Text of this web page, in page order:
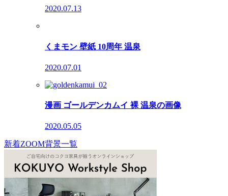
2020.07.13
くまモン 壁紙 10周年 温泉
2020.07.01
漫画 ゴールデンカムイ 裸 温泉の画像
2020.05.05
新着ZOOM背景一覧